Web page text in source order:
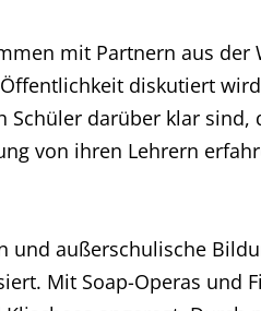
mit Partnern aus der
diskutiert
Schüler darüber klar sind,
von ihren Lehrern
und außerschulische
Mit Soap-Operas und